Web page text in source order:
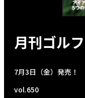
月刊ゴル
7月3日（金）発売！
vol.650